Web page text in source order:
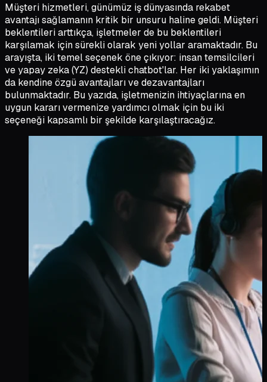
Müşteri hizmetleri, günümüz iş dünyasında rekabet
avantajı sağlamanın kritik bir unsuru haline geldi. Müşteri
beklentileri arttıkça, işletmeler de bu beklentileri
karşılamak için sürekli olarak yeni yollar aramaktadır. Bu
arayışta, iki temel seçenek öne çıkıyor: insan temsilcileri
ve yapay zeka (YZ) destekli chatbot'lar. Her iki yaklaşımın
da kendine özgü avantajları ve dezavantajları
bulunmaktadır. Bu yazıda, işletmenizin ihtiyaçlarına en
uygun kararı vermenize yardımcı olmak için bu iki
seçeneği kapsamlı bir şekilde karşılaştıracağız.